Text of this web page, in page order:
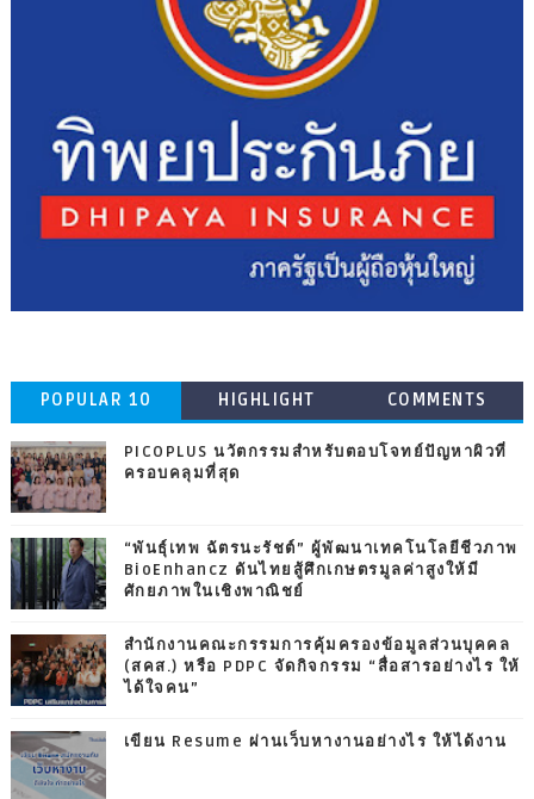
POPULAR 10 HIGHLIGHT COMMENTS
PICOPLUS นวัตกรรมสำหรับตอบโจทย์ปัญหาผิวที่
ครอบคลุมที่สุด
“พันธุ์เทพ ฉัตรนะรัชต์” ผู้พัฒนาเทคโนโลยีชีวภาพ
BioEnhancz ดันไทยสู้ศึกเกษตรมูลค่าสูงให้มี
ศักยภาพในเชิงพาณิชย์
สำนักงานคณะกรรมการคุ้มครองข้อมูลส่วนบุคคล
(สคส.) หรือ PDPC จัดกิจกรรม “สื่อสารอย่างไร ให้
ได้ใจคน”
เขียน Resume ผ่านเว็บหางานอย่างไร ให้ได้งาน